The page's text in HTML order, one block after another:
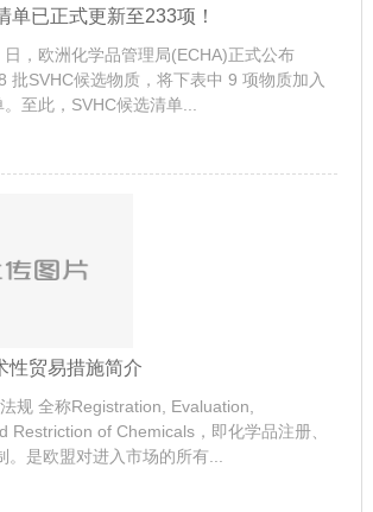
单已正式更新至233项！
，欧洲化学品管理局(ECHA)正式公布
批SVHC候选物质，将下表中 9 项物质加入
至此，SVHC候选清单...
性贸易措施简介
规 全称Registration, Evaluation,
Restriction of Chemicals，即化学品注册、
。是欧盟对进入市场的所有...